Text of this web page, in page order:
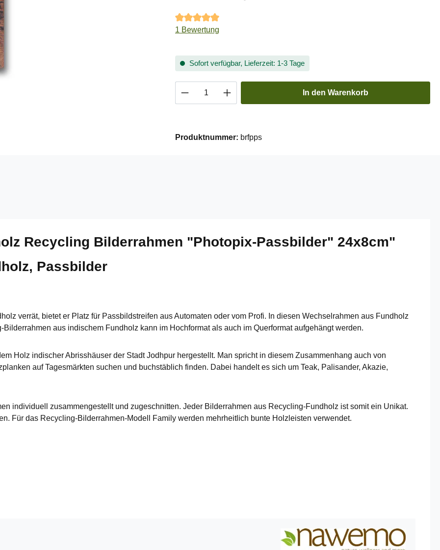
Durchschnittliche Bewertung von 5 von 5 Sternen
1 Bewertung
Sofort verfügbar, Lieferzeit: 1-3 Tage
Produkt Anzahl: Gib den gewünschten Wert ein
In den Warenkorb
Produktnummer: brfpps
Recycling Bilderrahmen "Photopix-Passbilder" 24x8cm"
Passbilder
verrät, bietet er Platz für Passbildstreifen aus Automaten oder vom Profi. In diesen Wechselrahmen aus Fundholz
aus indischem Fundholz kann im Hochformat als auch im Querformat aufgehängt werden.
Holz indischer Abrisshäuser der Stadt Jodhpur hergestellt. Man spricht in diesem Zusammenhang auch von
auf Tagesmärkten suchen und buchstäblich finden. Dabei handelt es sich um Teak, Palisander, Akazie,
individuell zusammengestellt und zugeschnitten. Jeder Bilderrahmen aus Recycling-Fundholz ist somit ein Unikat.
Für das Recycling-Bilderrahmen-Modell Family werden mehrheitlich bunte Holzleisten verwendet.